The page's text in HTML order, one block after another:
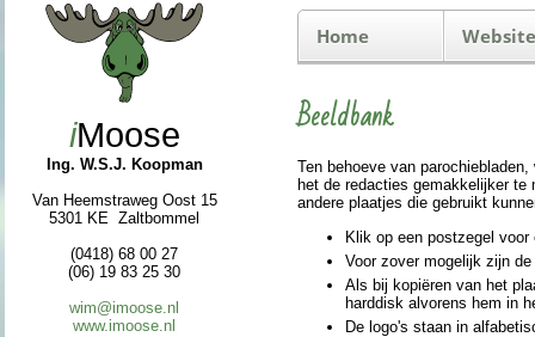
iMoose
Ing. W.S.J. Koopman
Van Heemstraweg Oost 15
5301 KE Zaltbommel
(0418) 68 00 27
(06) 19 83 25 30
wim@imoose.nl
www.imoose.nl
Home
Beeldbank
Ten behoeve van
het de redacties ge­mak­ke­lijker
andere plaatjes die gebruikt
Klik op een postzegel voor
Voor zover moge­lijk zijn
Als bij kopiëren van het
harddisk alvorens hem in
De logo's staan in